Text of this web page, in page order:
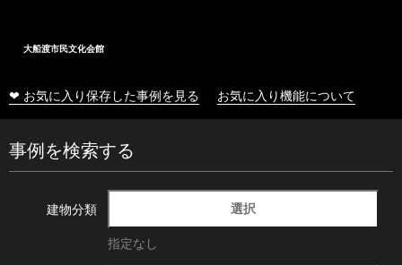
大船渡市民文化会館
❤ お気に入り保存した事例を見る お気に入り機能について
事例を検索する
建物分類 選択
指定なし